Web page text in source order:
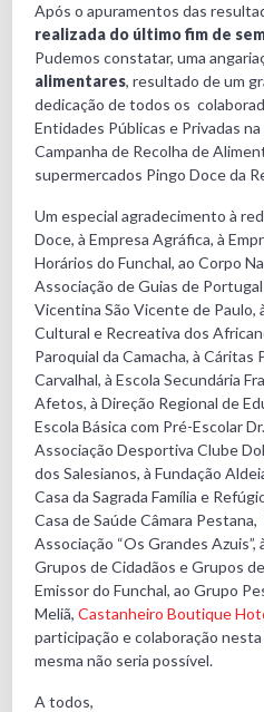
Após o apuramentos das
realizada do último fim de
Pudemos constatar, uma
alimentares, resultado de um
dedicação de todos os
Entidades Públicas e Privadas
Campanha de Recolha de
supermercados Pingo Doce da
Um especial agradecimento à
Doce, à Empresa Agráfica, à
Horários do Funchal, ao Corpo
Associação de Guias de
Vicentina São Vicente de Paulo,
Cultural e Recreativa dos
Paroquial da Camacha, à Cáritas
Carvalhal, à Escola Secundária
Afetos, à Direção Regional de
Escola Básica com Pré-Escolar
Associação Desportiva Clube
dos Salesianos, à Fundação
Casa da Sagrada Família e
Casa de Saúde Câmara
Associação “Os Grandes Azuis”,
Grupos de Cidadãos e Grupos
Emissor do Funchal, ao Grupo
Meliã,Castanheiro Boutique
participação e colaboração
mesma não seria possível.
A todos,